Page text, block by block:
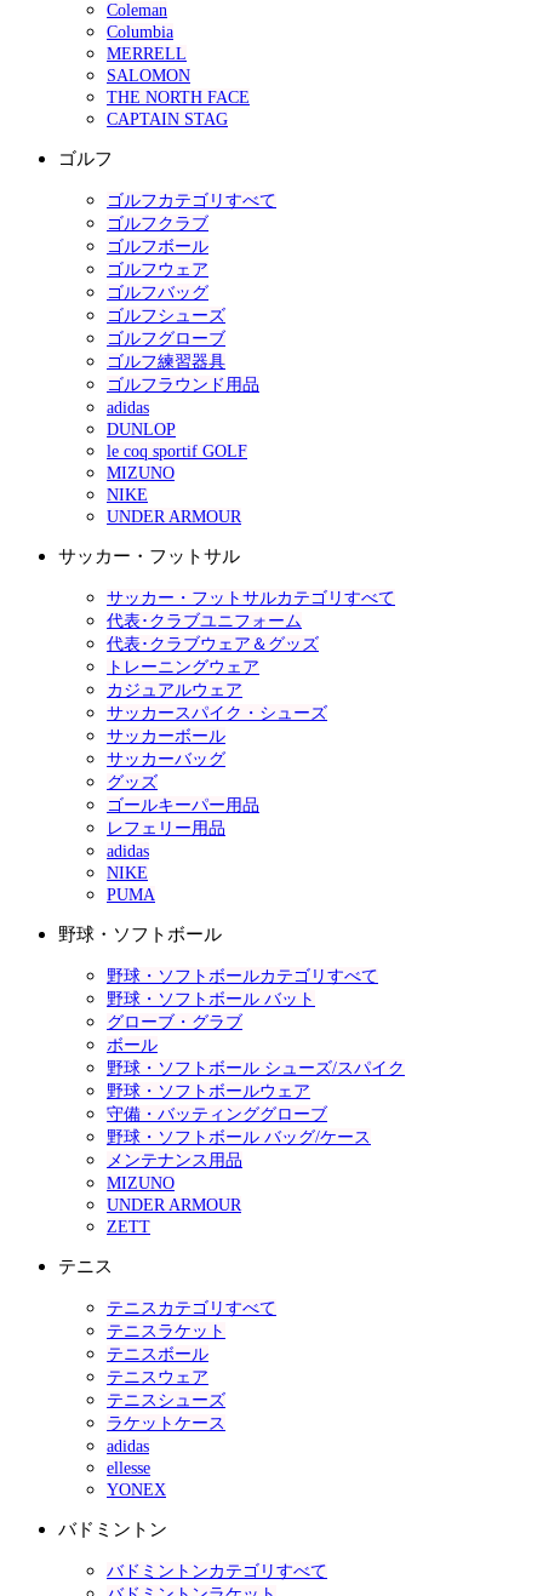
Coleman
Columbia
MERRELL
SALOMON
THE NORTH FACE
CAPTAIN STAG
ゴルフ
ゴルフカテゴリすべて
ゴルフクラブ
ゴルフボール
ゴルフウェア
ゴルフバッグ
ゴルフシューズ
ゴルフグローブ
ゴルフ練習器具
ゴルフラウンド用品
adidas
DUNLOP
le coq sportif GOLF
MIZUNO
NIKE
UNDER ARMOUR
サッカー・フットサル
サッカー・フットサルカテゴリすべて
代表･クラブユニフォーム
代表･クラブウェア＆グッズ
トレーニングウェア
カジュアルウェア
サッカースパイク・シューズ
サッカーボール
サッカーバッグ
グッズ
ゴールキーパー用品
レフェリー用品
adidas
NIKE
PUMA
野球・ソフトボール
野球・ソフトボールカテゴリすべて
野球・ソフトボール バット
グローブ・グラブ
ボール
野球・ソフトボール シューズ/スパイク
野球・ソフトボールウェア
守備・バッティンググローブ
野球・ソフトボール バッグ/ケース
メンテナンス用品
MIZUNO
UNDER ARMOUR
ZETT
テニス
テニスカテゴリすべて
テニスラケット
テニスボール
テニスウェア
テニスシューズ
ラケットケース
adidas
ellesse
YONEX
バドミントン
バドミントンカテゴリすべて